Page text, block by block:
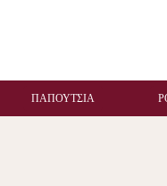
ΠΑΠΟΎΤΣΙΑ